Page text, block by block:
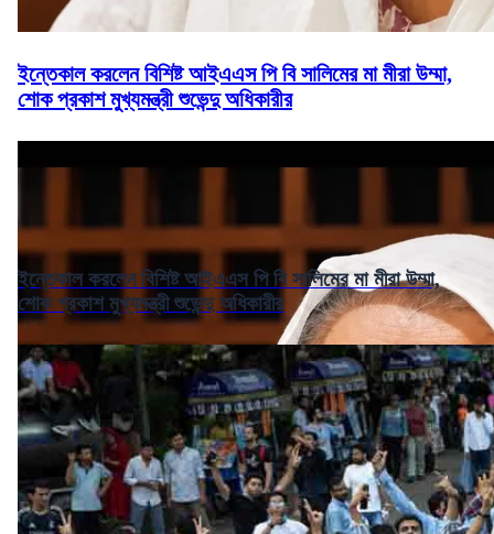
ইন্তেকাল করলেন বিশিষ্ট আইএএস পি বি সালিমের মা মীরা উম্মা,
শোক প্রকাশ মুখ্যমন্ত্রী শুভেন্দু অধিকারীর
ইন্তেকাল করলেন বিশিষ্ট আইএএস পি বি সালিমের মা মীরা উম্মা,
শোক প্রকাশ মুখ্যমন্ত্রী শুভেন্দু অধিকারীর